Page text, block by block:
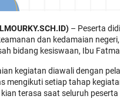
– Peserta
dan kedamaian
bidang kesiswaan, Ibu
kegiatan diawali dengan
mengikuti setiap tahap
kian terasa saat seluruh